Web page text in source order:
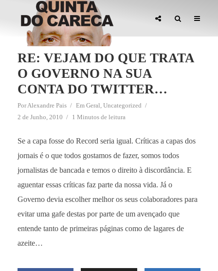
RE: VEJAM DO QUE TRATA
O GOVERNO NA SUA
CONTA DO TWITTER…
PorAlexandre Pais Em Geral, Uncategorized
2 de Junho, 2010
1 Minutos de leitura
Se a capa fosse do Record seria igual. Críticas a capas dos
jornais é o que todos gostamos de fazer, somos todos
jornalistas de bancada e temos o direito à discordância. E
aguentar essas críticas faz parte da nossa vida. Já o
Governo devia escolher melhor os seus colaboradores para
evitar uma gafe destas por parte de um avençado que
entende tanto de primeiras páginas como de lagares de
azeite…